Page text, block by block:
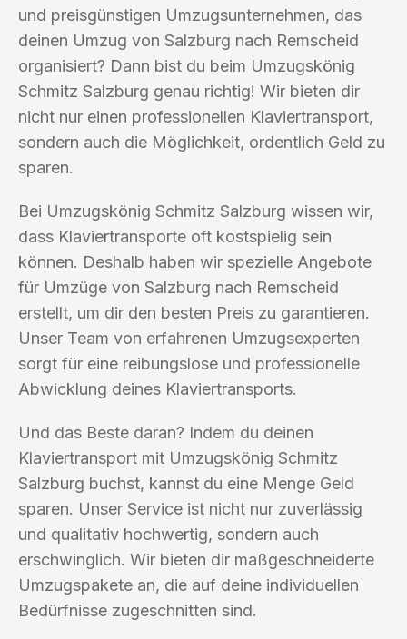
und preisgünstigen Umzugsunternehmen, das
deinen Umzug von Salzburg nach Remscheid
organisiert? Dann bist du beim Umzugskönig
Schmitz Salzburg genau richtig! Wir bieten dir
nicht nur einen professionellen Klaviertransport,
sondern auch die Möglichkeit, ordentlich Geld zu
sparen.
Bei Umzugskönig Schmitz Salzburg wissen wir,
dass Klaviertransporte oft kostspielig sein
können. Deshalb haben wir spezielle Angebote
für Umzüge von Salzburg nach Remscheid
erstellt, um dir den besten Preis zu garantieren.
Unser Team von erfahrenen Umzugsexperten
sorgt für eine reibungslose und professionelle
Abwicklung deines Klaviertransports.
Und das Beste daran? Indem du deinen
Klaviertransport mit Umzugskönig Schmitz
Salzburg buchst, kannst du eine Menge Geld
sparen. Unser Service ist nicht nur zuverlässig
und qualitativ hochwertig, sondern auch
erschwinglich. Wir bieten dir maßgeschneiderte
Umzugspakete an, die auf deine individuellen
Bedürfnisse zugeschnitten sind.